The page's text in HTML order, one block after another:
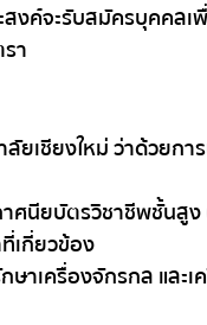
งค์จะรับสมัครบุคคล
า
เชียงใหม่ ว่าด้วยก
ศนียบัตรวิชาชีพชั้นสูง
เกี่ยวข้อง
าเครื่องจักรกล และเ